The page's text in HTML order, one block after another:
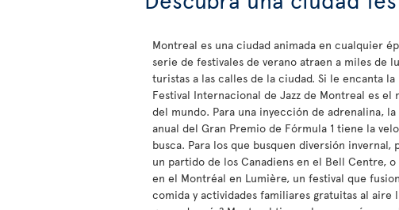
Montreal es una ciudad animada en cualquier
serie de festivales de verano atraen a miles de
turistas a las calles de la ciudad. Si le encanta la
Festival Internacional de Jazz de Montreal es el
del mundo. Para una inyección de adrenalina,
anual del Gran Premio de Fórmula 1 tiene la
busca. Para los que busquen diversión invernal,
un partido de los Canadiens en el Bell Centre,
en el Montréal en Lumière, un festival que
comida y actividades familiares gratuitas al aire